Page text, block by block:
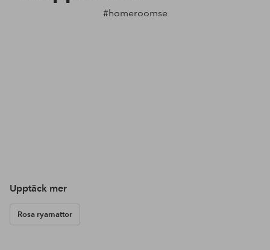
#homeroomse
Upptäck mer
Rosa ryamattor